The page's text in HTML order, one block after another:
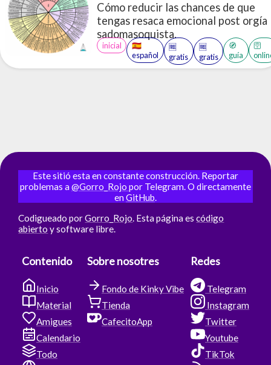
Cómo reducir las chances de que
tengas resaca emocional post orgía
sadomasoquista.
inicial
🇪🇸
español
🆓
gratis
🆓
gratis
🧭
guía
🛜
Este sitió esta en constante construcción. Reportar
problemas a@Gorro_Rojo por Telegram. O directamente
enGitHub.
Codigueado porGorro_Rojo . Esta página escódigo
abierto y software libre.
Contenido
Inicio
Material
Amigues
Calendario
Todo
Sobre nosotres
Fondo de Kinky Vibe
Tienda
CafecitoApp
Redes
Telegram
Instagram
Twitter
Youtube
TikTok